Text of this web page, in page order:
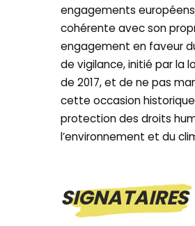
engagements
cohérente avec son
engagement en faveur
de vigilance, initié par la
de 2017, et de ne pas
cette occasion
protection des droits
l’environnement et du
SIGNATAIRES